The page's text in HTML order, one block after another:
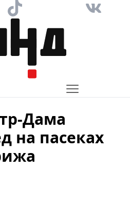
Дама
на пасеках